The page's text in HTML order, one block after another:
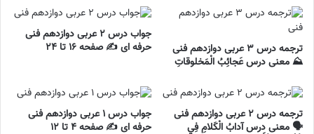
ترجمه درس ۳ عربی دوازدهم فنی
⛰️ معنی درس عَجائِبُ الْمَخلوقاتِ
جواب درس ۲ عربی دوازدهم فنی
حرفه ای ✍️ صفحه ۱۶ تا ۲۴
ترجمه درس ۲ عربی دوازدهم فنی
🗣️ معنی درس آدابُ الْکَلامِ فِي
جواب درس ۱ عربی دوازدهم فنی
حرفه ای ✍️ صفحه ۴ تا ۱۲